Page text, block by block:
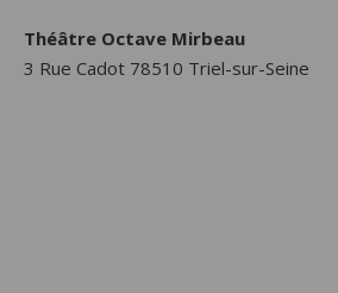
Théâtre Octave Mirbeau
3 Rue Cadot 78510 Triel-sur-Seine